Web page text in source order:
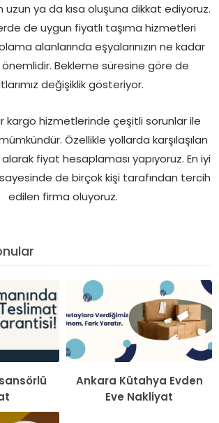
ya da kısa oluşuna dikkat ediyoruz.
de uygun fiyatlı taşıma hizmetleri
alanlarında eşyalarınızın ne kadar
Bekleme süresine göre de
değişiklik gösteriyor.
kargo hizmetlerinde çeşitli sorunlar ile
Özellikle yollarda karşılaşılan
fiyat hesaplaması yapıyoruz. En iyi
de birçok kişi tarafından tercih
edilen firma oluyoruz.
Ankara Kütahya Evden
Eve Nakliyat